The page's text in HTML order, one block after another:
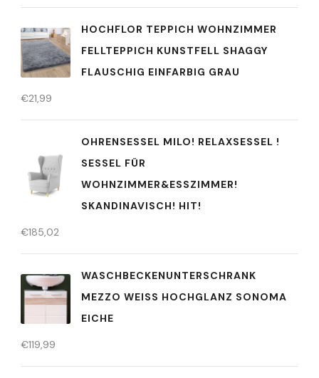
HOCHFLOR TEPPICH WOHNZIMMER
FELLTEPPICH KUNSTFELL SHAGGY
FLAUSCHIG EINFARBIG GRAU
€21,99
OHRENSESSEL MILO! RELAXSESSEL !
SESSEL FÜR
WOHNZIMMER&ESSZIMMER!
SKANDINAVISCH! HIT!
€185,02
WASCHBECKENUNTERSCHRANK
MEZZO WEISS HOCHGLANZ SONOMA
EICHE
€119,99